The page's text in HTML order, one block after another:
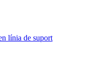
línia de suport